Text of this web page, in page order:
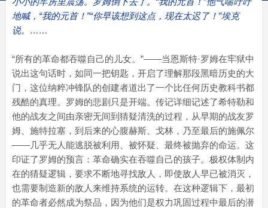
地喊，“我的元首！”“你早该想到这点，现在太迟了！”埃克
说。……
“所有的革命都吞噬自己的儿女。”——当恩斯特·罗姆在牢狱中
说出这句话时，如同一把钥匙，开启了理解那段黑暗历史的大
门，这位纳粹冲锋队的创建者道出了一个比任何历史教科书都
残酷的真理。罗姆的悲剧只是开端。传记详细记述了希特勒和
他的战友之间由亲密无间到猜疑清洗的过程，从早期的战友罗
姆、施特拉塞，到后来的心腹赫斯、戈林，乃至最后的施佩尔
——几乎无人能逃脱被利用、被怀疑、最终被抛弃的命运。这
印证了罗姆的预言：革命确实在吞噬自己的孩子。极权体制内
在的猜疑逻辑，要求不断地寻找敌人，即使敌人早已被消灭，
也需要制造新的敌人来维持系统的运转。在这种逻辑下，最初
的革命者必然成为祭品，因为他们是权力巩固过程中最后的潜